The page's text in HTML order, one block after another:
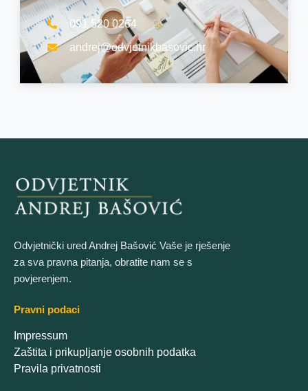
091 520 0264
andrej@odvjetnikbasovic.hr
Odvjetnički ured Andrej Bašović Vaše je rješenje
za sva pravna pitanja, obratite nam se s
povjerenjem.
Pravni podaci
Impressum
Zaštita i prikupljanje osobnih podatka
Pravila privatnosti